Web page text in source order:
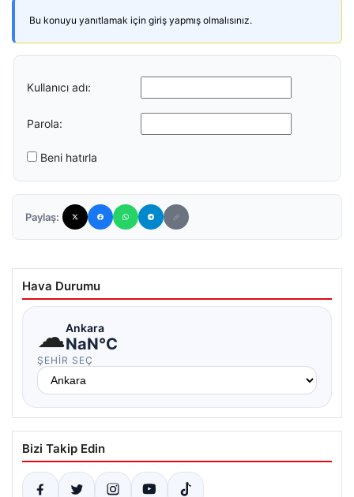
Bu konuyu yanıtlamak için giriş yapmış olmalısınız.
Kullanıcı adı:
Parola:
Beni hatırla
Paylaş:
Hava Durumu
☁Ankara
NaN°C
ŞEHIR SEÇ
Bizi Takip Edin